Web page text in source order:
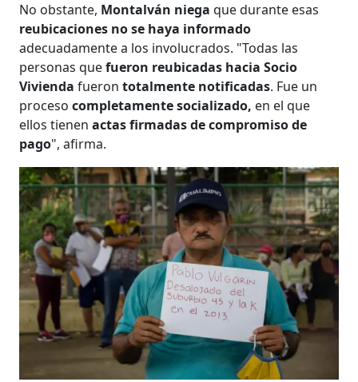
No obstante, Montalván niega que durante esas
reubicaciones no se haya informado
adecuadamente a los involucrados. "Todas las
personas quefueron reubicadas hacia Socio
Vivienda fuerontotalmente notificadas. Fue un
procesocompletamente socializado, en el que
ellos tienenactas firmadas de compromiso de
pago", afirma.